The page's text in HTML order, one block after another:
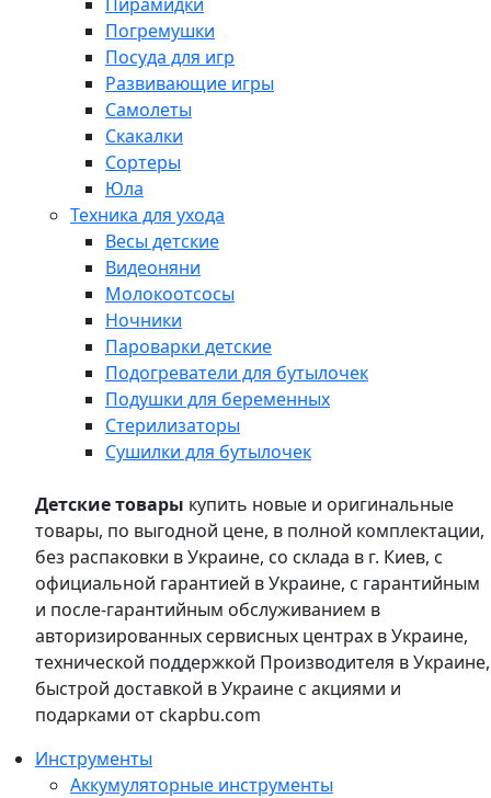
Погремушки
Посуда для игр
Развивающие игры
Самолеты
Скакалки
Сортеры
Юла
Техника для ухода
Весы детские
Видеоняни
Молокоотсосы
Ночники
Пароварки детские
Подогреватели для бутылочек
Подушки для беременных
Стерилизаторы
Сушилки для бутылочек
Детские товары купить новые и оригинальные
товары, по выгодной цене, в полной комплектации,
без распаковки в Украине, со склада в г. Киев, с
официальной гарантией в Украине, с гарантийным
и после-гарантийным обслуживанием в
авторизированных сервисных центрах в Украине,
технической поддержкой Производителя в Украине,
быстрой доставкой в Украине с акциями и
подарками от ckapbu.com
Инструменты
Аккумуляторные инструменты